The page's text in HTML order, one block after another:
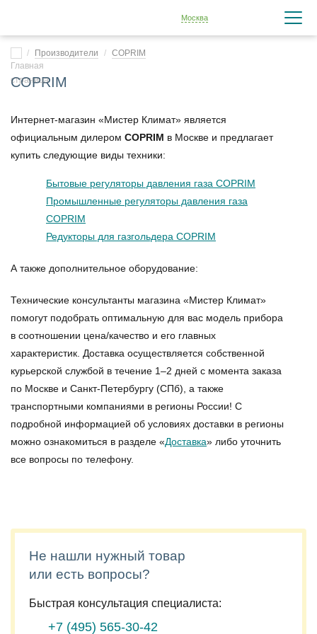
Москва
Производители COPRIM
COPRIM
Интернет-магазин «Мистер Климат» является
официальным дилером COPRIM в Москве и предлагает
купить следующие виды техники:
Бытовые регуляторы давления газа COPRIM
Промышленные регуляторы давления газа
COPRIM
Редукторы для газгольдера COPRIM
А также дополнительное оборудование:
Технические консультанты магазина «Мистер Климат»
помогут подобрать оптимальную для вас модель прибора
в соотношении цена/качество и его главных
характеристик. Доставка осуществляется собственной
курьерской службой в течение 1–2 дней с момента заказа
по Москве и Санкт-Петербургу (СПб), а также
транспортными компаниями в регионы России! С
подробной информацией об условиях доставки в регионы
можно ознакомиться в разделе «Доставка» либо уточнить
все вопросы по телефону.
Не нашли нужный товар
или есть вопросы?
Быстрая консультация специалиста:
+7 (495) 565-30-42